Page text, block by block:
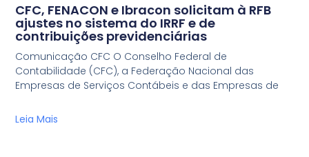
CFC, FENACON e Ibracon solicitam à RFB
ajustes no sistema do IRRF e de
contribuições previdenciárias
Comunicação CFC O Conselho Federal de
Contabilidade (CFC), a Federação Nacional das
Empresas de Serviços Contábeis e das Empresas de
Leia Mais